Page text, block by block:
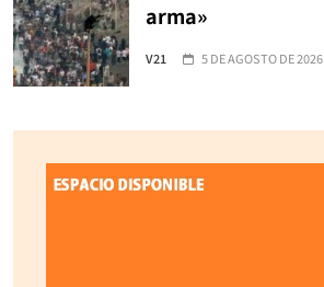
arma»
V21 5 DE AGOSTO DE 2026